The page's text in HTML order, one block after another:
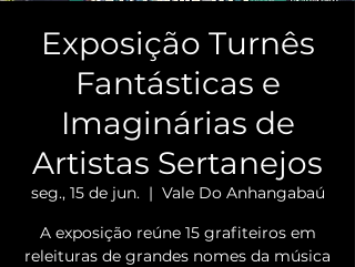
Exposição Turnês
Fantásticas e
Imaginárias de
Artistas Sertanejos
seg., 15 de jun.
  |
Vale Do Anhangabaú
A exposição reúne 15 grafiteiros em
releituras de grandes nomes da música